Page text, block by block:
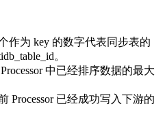
作为 key 的数字代表同步表的
。
中已经排序数据的最大
Processor 已经成功写入下游的